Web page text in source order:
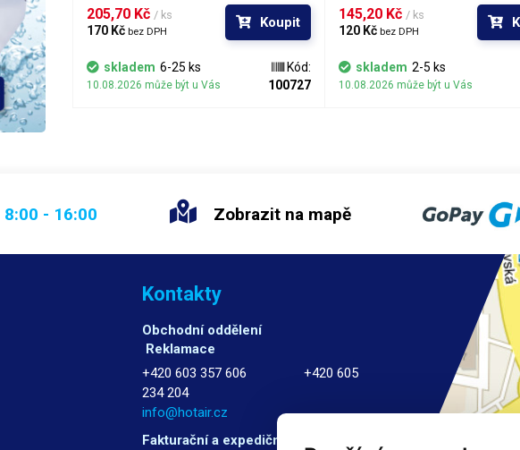
součástku; maximální velikost - mezera
mezi plně roztaženými hroty pinzety je 16
mm. Materiál je antikorozivní a
antimagnetický.
205,70 Kč / ks
170 Kč bez DPH
Koupit
skladem 6-25 ks
10.08.2026 může být u Vás
Kód:
100727
145,20 Kč / ks
120 Kč bez DPH
skladem 2-5 ks
10.08.2026 může být u Vás
8:00 - 16:00 Zobrazit na mapě
Kontakty
Obchodní oddělení
Reklamace
+420 603 357 606 +420 605
234 204
info@hotair.cz
Fakturační a expediční oddělení